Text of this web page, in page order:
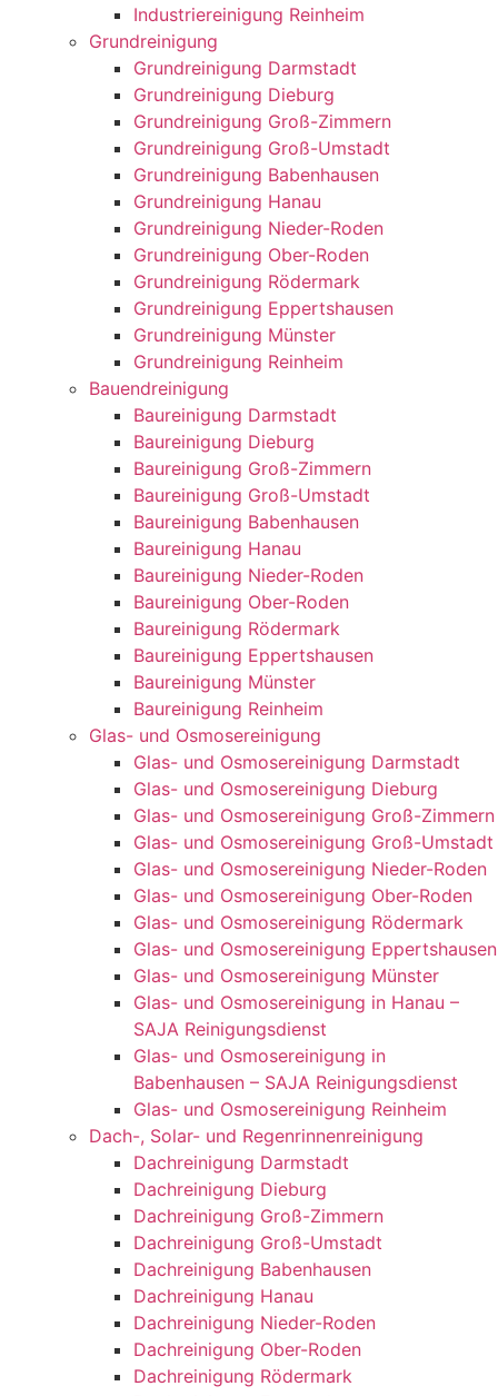
Industriereinigung Reinheim
Grundreinigung
Grundreinigung Darmstadt
Grundreinigung Dieburg
Grundreinigung Groß-Zimmern
Grundreinigung Groß-Umstadt
Grundreinigung Babenhausen
Grundreinigung Hanau
Grundreinigung Nieder-Roden
Grundreinigung Ober-Roden
Grundreinigung Rödermark
Grundreinigung Eppertshausen
Grundreinigung Münster
Grundreinigung Reinheim
Bauendreinigung
Baureinigung Darmstadt
Baureinigung Dieburg
Baureinigung Groß-Zimmern
Baureinigung Groß-Umstadt
Baureinigung Babenhausen
Baureinigung Hanau
Baureinigung Nieder-Roden
Baureinigung Ober-Roden
Baureinigung Rödermark
Baureinigung Eppertshausen
Baureinigung Münster
Baureinigung Reinheim
Glas- und Osmosereinigung
Glas- und Osmosereinigung Darmstadt
Glas- und Osmosereinigung Dieburg
Glas- und Osmosereinigung Groß-Zimmern
Glas- und Osmosereinigung Groß-Umstadt
Glas- und Osmosereinigung Nieder-Roden
Glas- und Osmosereinigung Ober-Roden
Glas- und Osmosereinigung Rödermark
Glas- und Osmosereinigung Eppertshausen
Glas- und Osmosereinigung Münster
Glas- und Osmosereinigung in Hanau –
SAJA Reinigungsdienst
Glas- und Osmosereinigung in
Babenhausen – SAJA Reinigungsdienst
Glas- und Osmosereinigung Reinheim
Dach-, Solar- und Regenrinnenreinigung
Dachreinigung Darmstadt
Dachreinigung Dieburg
Dachreinigung Groß-Zimmern
Dachreinigung Groß-Umstadt
Dachreinigung Babenhausen
Dachreinigung Hanau
Dachreinigung Nieder-Roden
Dachreinigung Ober-Roden
Dachreinigung Rödermark